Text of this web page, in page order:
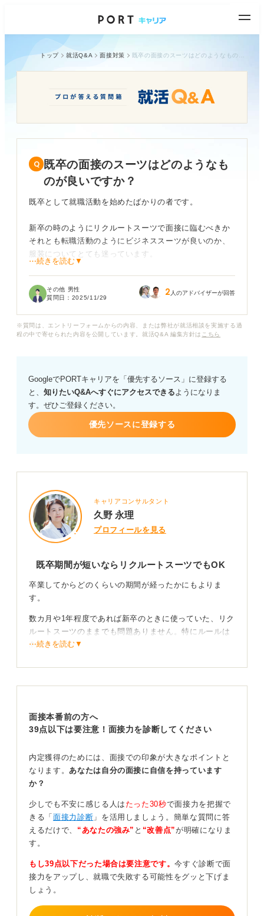
トップ 就活Q&A 面接対策
既卒の面接のスーツはどのようなも
のが良いですか？
既卒として就職活動を始めたばかりの者です。
新卒の時のようにリクルートスーツで面接に臨むべきか
それとも転職活動のようにビジネススーツが良いのか、
服装についてとても迷っています。
ールがあるのか不安です。
るスーツの色や形、着こなしのポイントなどがあれば具
⋯続きを読む▼
その他 男性
質問日： 2025/11/29 2 人のアドバイザーが回答
※質問は、エントリーフォームからの内容、または弊社が就活相談を実施する過
程の中で寄せられた内容を公開しています。就活Q&A 編集方針は こちら
GoogleでPORTキャリアを「優先するソース」に登録する
と、 知りたいQ&Aへすぐにアクセスできるようになりま
す。ぜひご登録ください。
優先ソースに登録する
キャリアコンサルタント
久野 永理
プロフィールを見る
既卒期間が短いならリクルートスーツでもOK
卒業してからどのくらいの期間が経ったかにもよりま
す。
数カ月や1年程度であれば新卒のときに使っていた、リク
ルートスーツのままでも問題ありません。特にルールは
ありません。
ーツを着用するのもよいでしょう。
色やデザイン、ラインなどで「自身がどう見られたい
もしリクルートスーツを着る場合たとえば男性ならネク
タイの色のほかシャツの色や光沢、襟の形など様々な要
のもおすすめです。
鏡に映る印象を確認してみるのも良いでしょう。その場
ならではの映る印象の違いがよく分かるかと思います。
もし卒業してすぐの就職活動であってもリクルートスー
ツで構いませんが、ネクタイなど小物で色を変えてみる
のも良いかもしれません。社会人として働いていたとき
などであれば費用もそれほどかからないかと思います。
⋯続きを読む▼
面接本番前の方へ
39点以下は要注意！面接力を診断してください
内定獲得のためには、面接での印象が大きなポイントと
なります。 あなたは自分の面接に自信を持っています
か？
少しでも不安に感じる人は たった30秒で面接力を把握で
きる「 面接力診断 」を活用しましょう。簡単な質問に答
えるだけで、 “あなたの強み” と “改善点”が明確になりま
す。
もし39点以下だった場合は要注意です。今すぐ診断で面
接力をアップし、就職で失敗する可能性をグッと下げま
しょう。